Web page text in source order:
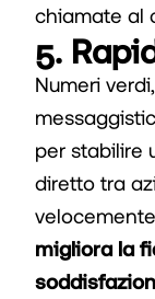
chiamate al
5.
Numeri
per stabilire
diretto tra
migliora la